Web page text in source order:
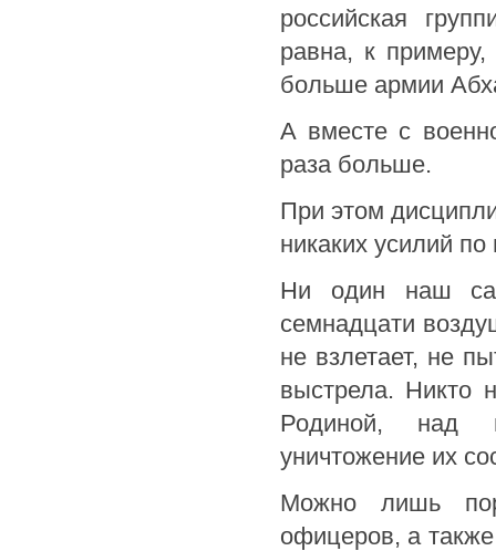
российская
равна, к
больше армии
А вместе с
раза больше.
При этом
никаких усилий
Ни один наш
семнадцати
не взлетает, не
выстрела. Никто
Родиной, над
уничтожение их
Можно лишь
офицеров, а